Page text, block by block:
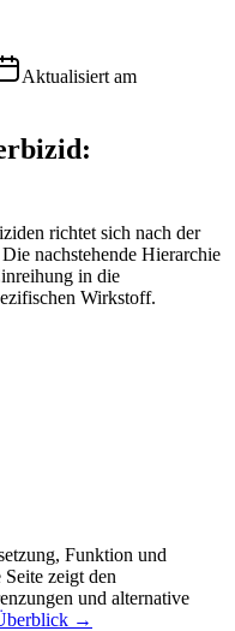
Aktualisiert am
richtet sich nach der
nachstehende Hierarchie
in die
Wirkstoff.
Funktion und
zeigt den
und alternative
→